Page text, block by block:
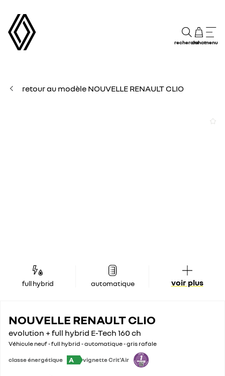
rechercheachatmenu
retour au modèle NOUVELLE RENAULT CLIO
full hybrid automatique voir plus
NOUVELLE RENAULT CLIO
evolution + full hybrid E-Tech 160 ch
Véhicule neuf - full hybrid - automatique - gris rafale
classe énergétique A vignette Crit'Air